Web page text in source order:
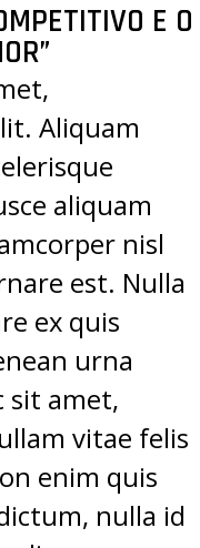
E O
Aliquam
aliquam
nisl
est. Nulla
ex quis
urna
sit amet,
vitae felis
enim quis
nulla id